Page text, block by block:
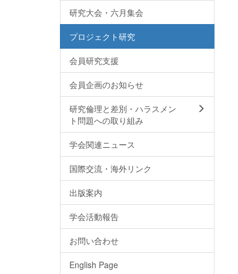
研究大会・六月集会
プロジェクト研究
会員研究支援
会員企画のお知らせ
研究倫理と差別・ハラスメン
ト問題への取り組み
学会関連ニュース
国際交流・海外リンク
出版案内
学会活動報告
お問い合わせ
English Page